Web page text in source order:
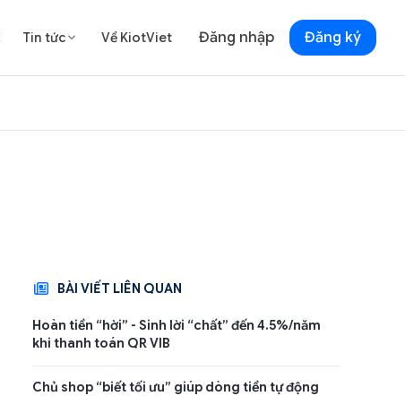
Tin tức  Về KiotViet Đăng nhập Đăng ký
BÀI VIẾT LIÊN QUAN
Hoàn tiền “hời” - Sinh lời “chất” đến 4.5%/năm
khi thanh toán QR VIB
Chủ shop “biết tối ưu” giúp dòng tiền tự động